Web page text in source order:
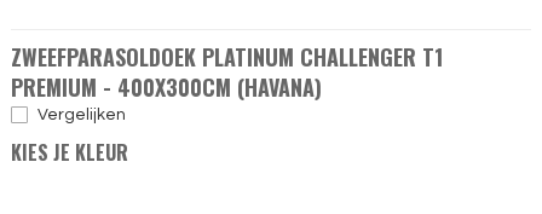
ZWEEFPARASOLDOEK PLATINUM CHALLENGER T1
PREMIUM - 400X300CM (HAVANA)
Vergelijken
KIES JE KLEUR